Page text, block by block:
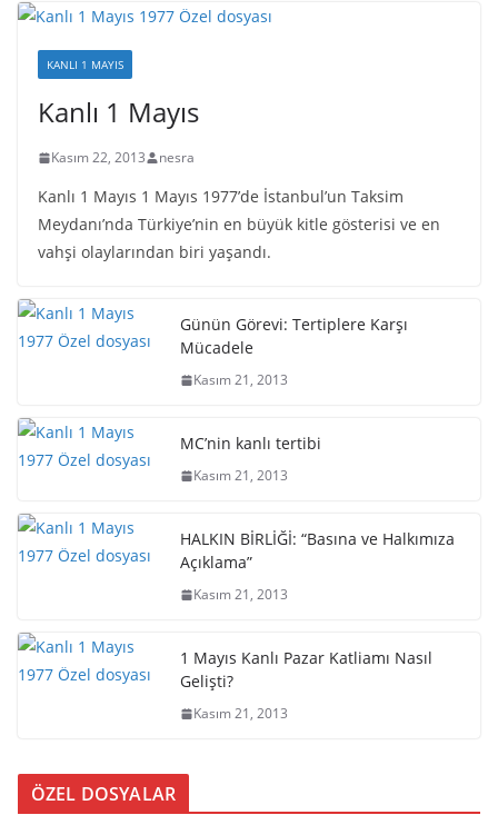
KANLI 1 MAYIS
Kanlı 1 Mayıs
Kasım 22, 2013 nesra
Kanlı 1 Mayıs 1 Mayıs 1977’de İstanbul’un Taksim
Meydanı’nda Türkiye’nin en büyük kitle gösterisi ve en
vahşi olaylarından biri yaşandı.
Günün Görevi: Tertiplere Karşı
Mücadele
Kasım 21, 2013
MC’nin kanlı tertibi
Kasım 21, 2013
HALKIN BİRLİĞİ: “Basına ve Halkımıza
Açıklama”
Kasım 21, 2013
1 Mayıs Kanlı Pazar Katliamı Nasıl
Gelişti?
Kasım 21, 2013
ÖZEL DOSYALAR